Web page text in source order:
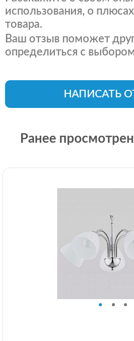
использования, о
товара.
Ваш отзыв поможет
определиться с
НАПИСАТЬ
Ранее